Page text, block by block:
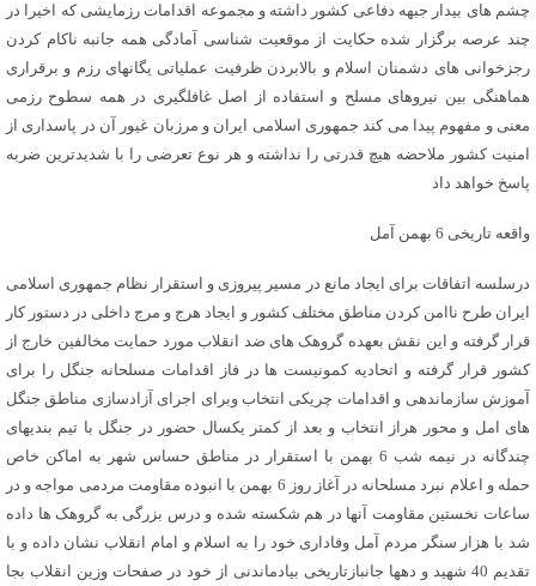
چشم های بیدار جبهه دفاعی کشور داشته و مجموعه اقدامات رزمایشی که اخیرا در
چند عرصه برگزار شده حکایت از موقعیت شناسی آمادگی همه جانبه ناکام کردن
رجزخوانی های دشمنان اسلام و بالابردن ظرفیت عملیاتی یگانهای رزم و برقراری
هماهنگی بین نیروهای مسلح و استفاده از اصل غافلگیری در همه سطوح رزمی
معنی و مفهوم پیدا می کند جمهوری اسلامی ایران و مرزبان غیور آن در پاسداری از
امنیت کشور ملاحضه هیچ قدرتی را نداشته و هر نوع تعرضی را با شدیدترین ضربه
پاسخ خواهد داد
واقعه تاریخی 6 بهمن آمل
درسلسه اتفاقات برای ایجاد مانع در مسیر پیروزی و استقرار نظام جمهوری اسلامی
ایران طرح ناامن کردن مناطق مختلف کشور و ایجاد هرج و مرج داخلی در دستور کار
قرار گرفته و این نقش بعهده گروهک های ضد انقلاب مورد حمایت مخالفین خارج از
کشور قرار گرفته و اتحادیه کمونیست ها در فاز اقدامات مسلحانه جنگل را برای
آموزش سازماندهی و اقدامات چریکی انتخاب وبرای اجرای آزادسازی مناطق جنگل
های امل و محور هراز انتخاب و بعد از کمتر یکسال حضور در جنگل با تیم بندیهای
چندگانه در نیمه شب 6 بهمن با استقرار در مناطق حساس شهر به اماکن خاص
حمله و اعلام نبرد مسلحانه در آغاز روز 6 بهمن با انبوده مقاومت مردمی مواجه و در
ساعات نخستین مقاومت آنها در هم شکسته شده و درس بزرگی به گروهک ها داده
شد با هزار سنگر مردم آمل وفاداری خود را به اسلام و امام انقلاب نشان داده و با
تقدیم 40 شهید و دهها جانبازتاریخی بیادماندنی از خود در صفحات وزین انقلاب بجا